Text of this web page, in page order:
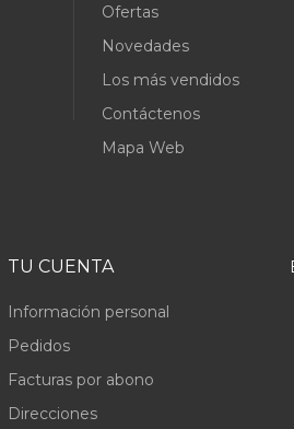
Ofertas
Novedades
Los más vendidos
Contáctenos
Mapa Web
TU CUENTA
Información personal
Pedidos
Facturas por abono
Direcciones